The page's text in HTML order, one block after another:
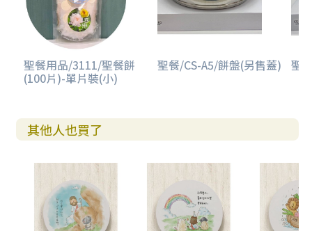
聖餐用品/3111/聖餐餅
(100片)-單片裝(小)
聖餐/CS-A5/餅盤(另售蓋) 聖
其他人也買了